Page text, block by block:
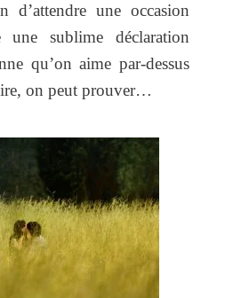
une occasion
une sublime déclaration
qu’on aime par-dessus
on peut prouver…